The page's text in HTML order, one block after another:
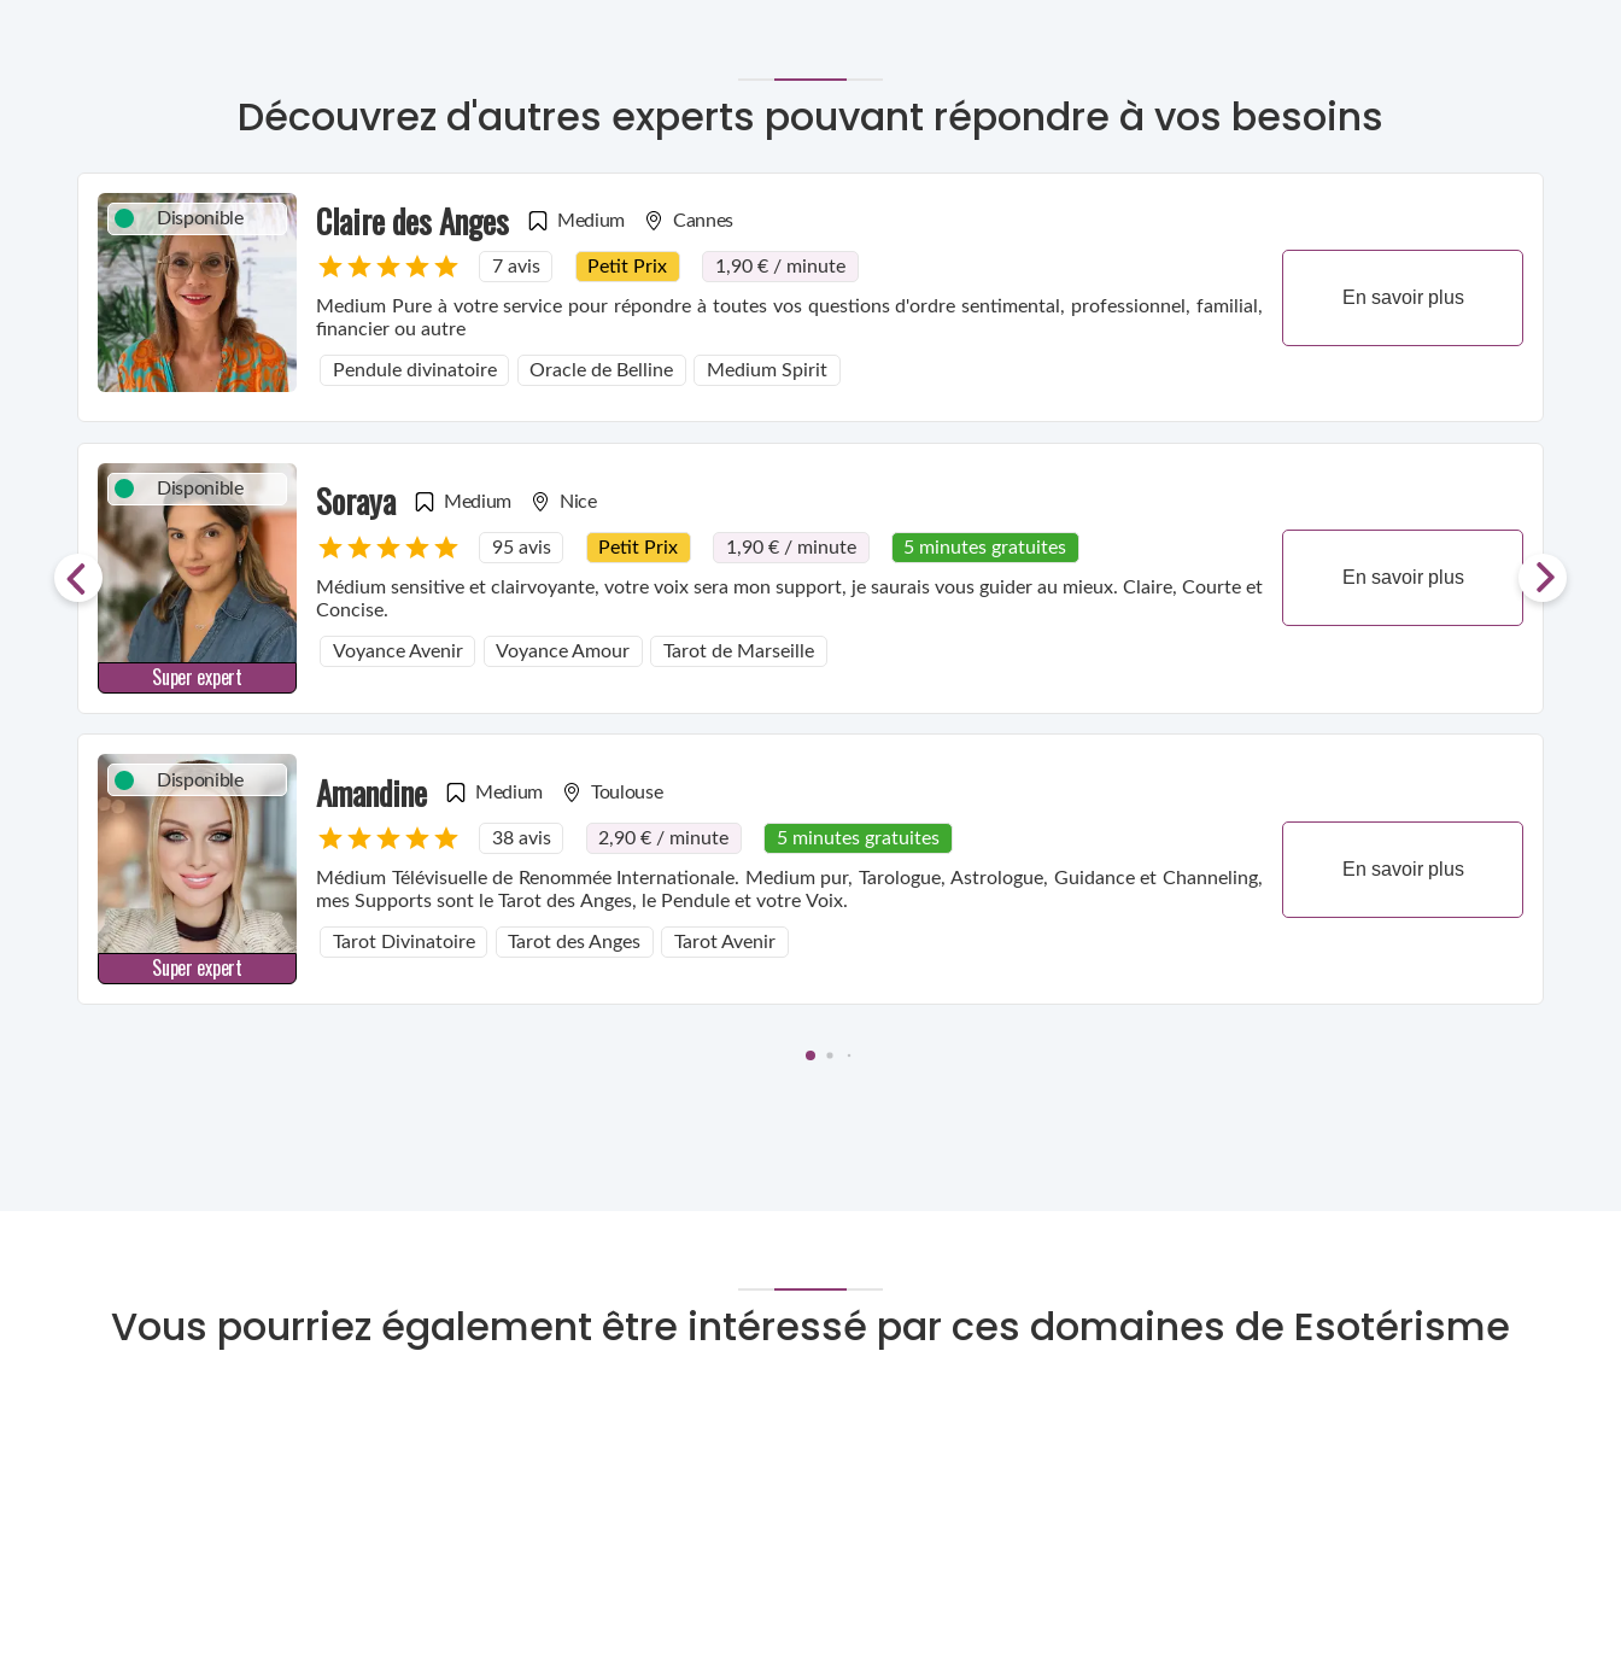
Découvrez d'autres experts pouvant répondre à vos besoins
Disponible Claire des Anges Medium Cannes
7 avis Petit Prix 1,90 € / minute
Medium Pure à votre service pour répondre à toutes vos questions d'ordre sentimental, professionnel, familial,
financier ou autre
Pendule divinatoire Oracle de Belline Medium Spirit
En savoir plus
Disponible
Super expert
Soraya Medium Nice
95 avis Petit Prix 1,90 € / minute 5 minutes gratuites
Médium sensitive et clairvoyante, votre voix sera mon support, je saurais vous guider au mieux. Claire, Courte et
Concise.
Voyance Avenir Voyance Amour Tarot de Marseille
En savoir plus
Disponible
Super expert
Amandine Medium Toulouse
38 avis 2,90 € / minute 5 minutes gratuites
Médium Télévisuelle de Renommée Internationale. Medium pur, Tarologue, Astrologue, Guidance et Channeling,
mes Supports sont le Tarot des Anges, le Pendule et votre Voix.
Tarot Divinatoire Tarot des Anges Tarot Avenir
En savoir plus
Vous pourriez également être intéressé par ces domaines de Esotérisme